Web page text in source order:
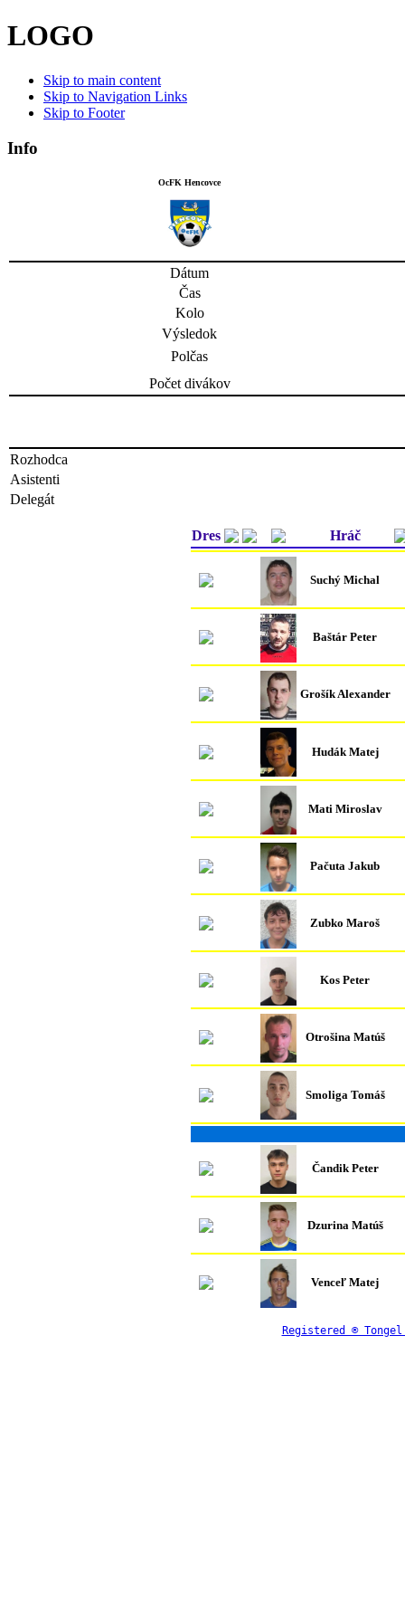
LOGO
Skip to main content
Skip to Navigation Links
Skip to Footer
Info
OcFK Hencovce
Dátum
Čas
Kolo
Výsledok
Polčas
Počet divákov
Rozhodca
Asistenti
Delegát
Dres Hráč
Suchý Michal
Baštár Peter
Grošík Alexander
Hudák Matej
Mati Miroslav
Pačuta Jakub
Zubko Maroš
Kos Peter
Otrošina Matúš
Smoliga Tomáš
Čandik Peter
Dzurina Matúš
Venceľ Matej
Registered ® Tongel